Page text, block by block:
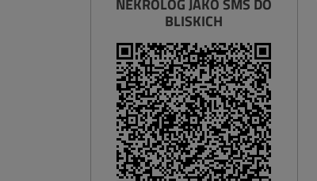
NEKROLOG JAKO SMS DO
BLISKICH